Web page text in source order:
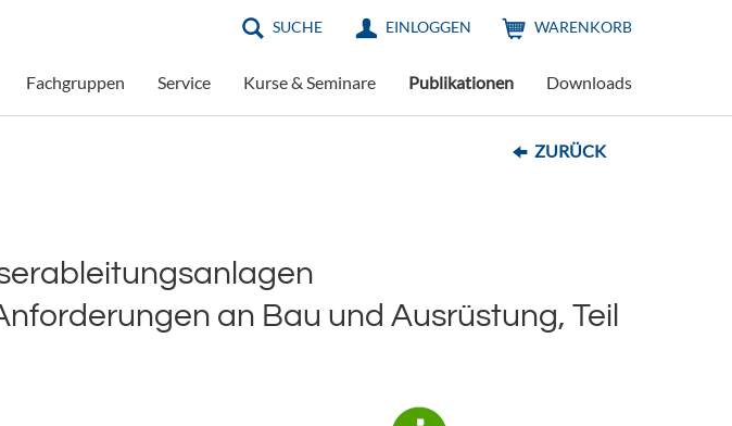
SUCHE EINLOGGEN WARENKORB
Fachgruppen Service Kurse & Seminare Publikationen Downloads
ZURÜCK
an Bau und Ausrüstung, Teil